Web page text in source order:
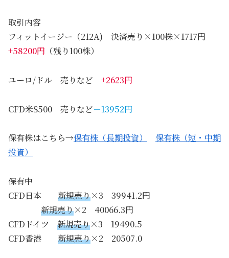
取引内容
フィットイージー（212A) 決済売り×100株×1717円
+58200円 （残り100株）
ユーロ/ドル 売りなど +2623円
CFD米S500 売りなど－13952円
保有株はこちら→保有株（長期投資）
保有株（短・中期
投資）
保有中
CFD日本 新規売り×3 39941.2円
新規売り×2 40066.3円
CFDドイツ 新規売り×3 19490.5
CFD香港 新規売り×2 20507.0